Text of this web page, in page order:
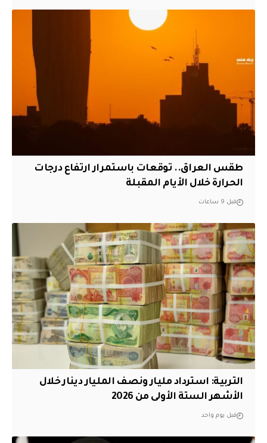
طقس العراق.. توقعات باستمرار ارتفاع درجات
الحرارة خلال الأيام المقبلة
قبل 9 ساعات
التربية: استرداد مليار ونصف المليار دينار خلال
الأشهر الستة الأولى من 2026
قبل يوم واحد